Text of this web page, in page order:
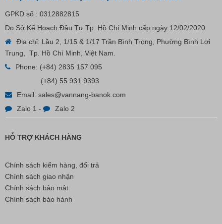
GPKD số : 0312882815
Do Sở Kế Hoạch Đầu Tư Tp. Hồ Chí Minh cấp ngày 12/02/2020
Địa chỉ: Lầu 2, 1/15 & 1/17 Trần Bình Trọng, Phường Bình Lợi
Trung, Tp. Hồ Chí Minh, Việt Nam.
Phone: (+84) 2835 157 095
(+84) 55 931 9393
Email: sales@vannang-banok.com
Zalo 1 - Zalo 2
HỖ TRỢ KHÁCH HÀNG
Chính sách kiểm hàng, đổi trả
Chính sách giao nhận
Chính sách bảo mật
Chính sách bảo hành